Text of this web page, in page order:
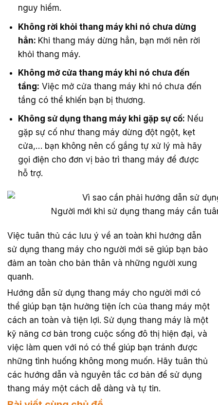
nguy hiểm.
Không rời khỏi thang máy khi nó chưa dừng
hẳn: Khi thang máy dừng hẳn, bạn mới nên rời
khỏi thang máy.
Không mở cửa thang máy khi nó chưa đến
tầng: Việc mở cửa thang máy khi nó chưa đến
tầng có thể khiến bạn bị thương.
Không sử dụng thang máy khi gặp sự cố: Nếu
gặp sự cố như thang máy dừng đột ngột, kẹt
cửa,… bạn không nên cố gắng tự xử lý mà hãy
gọi điện cho đơn vị bảo trì thang máy để được
hỗ trợ.
Người mới khi sử dụng thang máy cần
Việc tuân thủ các lưu ý về an toàn khi hướng dẫn
sử dụng thang máy cho người mới sẽ giúp bạn bảo
đảm an toàn cho bản thân và những người xung
quanh.
Hướng dẫn sử dụng thang máy cho người mới có
thể giúp bạn tận hưởng tiện ích của thang máy một
cách an toàn và tiện lợi. Sử dụng thang máy là một
kỹ năng cơ bản trong cuộc sống đô thị hiện đại, và
việc làm quen với nó có thể giúp bạn tránh được
những tình huống không mong muốn. Hãy tuân thủ
các hướng dẫn và nguyên tắc cơ bản để sử dụng
thang máy một cách dễ dàng và tự tin.